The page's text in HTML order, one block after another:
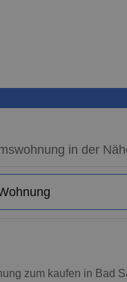
in der
zum kaufen in Bad